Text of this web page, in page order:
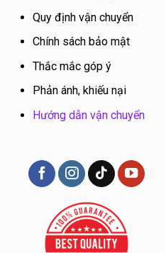
Quy định vận chuyển
Chính sách bảo mật
Thắc mắc góp ý
Phản ánh, khiếu nại
Hướng dẫn vận chuyển